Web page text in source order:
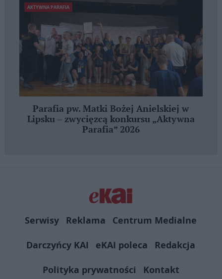
AKTYWNA PARAFIA
Parafia pw. Matki Bożej Anielskiej w
Lipsku – zwycięzcą konkursu „Aktywna
Parafia” 2026
Serwisy Reklama
Centrum Medialne
Darczyńcy KAI
eKAI poleca
Redakcja
Polityka prywatności
Kontakt